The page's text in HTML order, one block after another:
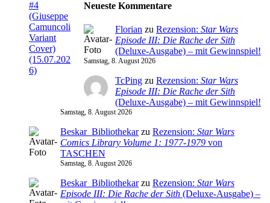
Neueste Kommentare
Florian zu Rezension: Star Wars
Episode III: Die Rache der Sith
(Deluxe-Ausgabe) – mit Gewinnspiel!
Samstag, 8. August 2026
TcPing zu Rezension: Star Wars
Episode III: Die Rache der Sith
(Deluxe-Ausgabe) – mit Gewinnspiel!
Samstag, 8. August 2026
Beskar_Bibliothekarzu Rezension: Star Wars
Comics Library Volume 1: 1977-1979 von
TASCHEN
Samstag, 8. August 2026
Beskar_Bibliothekarzu Rezension: Star Wars
Episode III: Die Rache der Sith (Deluxe-Ausgabe) –